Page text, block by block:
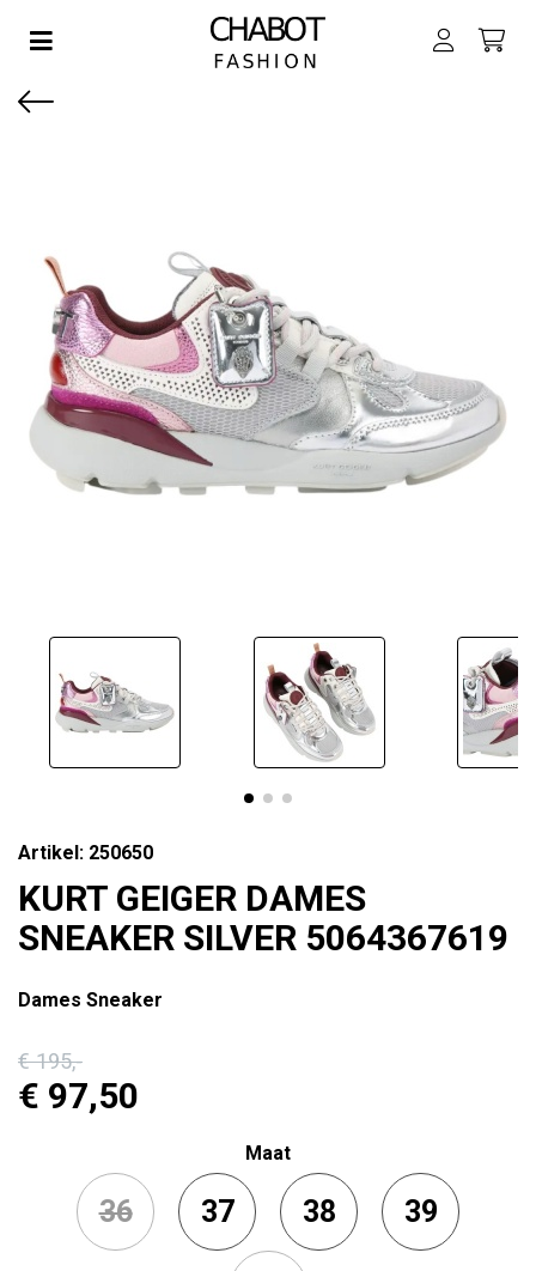
SUBMENU (DAMES)
SUBMENU (HEREN)
SUBMENU (JONGENS)
SUBMENU (MEISJES)
Toggle navigation
Artikel: 250650
KURT GEIGER DAMES
SNEAKER SILVER 5064367619
Dames Sneaker
€ 195,-
€ 97,50
Maat
36 37 38 39